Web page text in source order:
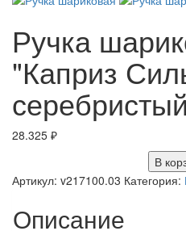
Ручка
"Каприз
28.325 ₽
В
Артикул: v217100.03 Категория:
Описание